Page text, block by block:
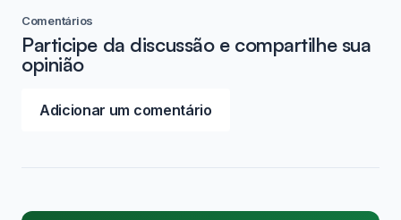
Comentários
Participe da discussão e compartilhe sua
opinião
Adicionar um comentário